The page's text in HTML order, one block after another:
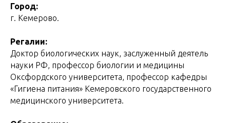
Город:
г. Кемерово.
Регалии:
Доктор биологических наук, заслуженный деятель
науки РФ, профессор биологии и медицины
Оксфордского университета, профессор кафедры
«Гигиена питания» Кемеровского государственного
медицинского университета.